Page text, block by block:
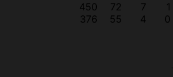
450 72 7
1
376 55 4 0